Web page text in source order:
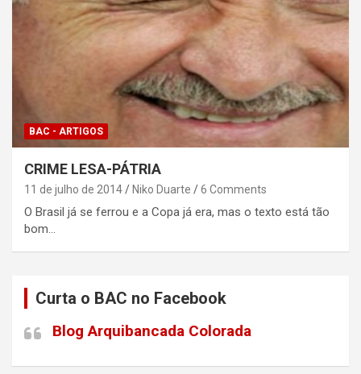
BAC - ARTIGOS
CRIME LESA-PÁTRIA
11 de julho de 2014 Niko Duarte 6 Comments
O Brasil já se ferrou e a Copa já era, mas o texto está tão
bom…
Curta o BAC no Facebook
Blog Arquibancada Colorada